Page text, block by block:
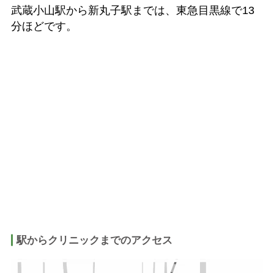
武蔵小山駅から新丸子駅までは、東急目黒線で13
分ほどです。
駅からクリニックまでのアクセス